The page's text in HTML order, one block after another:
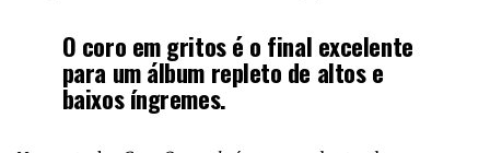
O coro em gritos é o final excelente
para um álbum repleto de altos e
baixos íngremes.